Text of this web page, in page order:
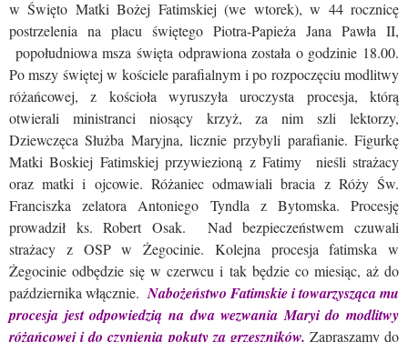
w Święto Matki Bożej Fatimskiej (we wtorek), w 44 rocznicę
postrzelenia na placu świętego Piotra-Papieża Jana Pawła II,
popołudniowa msza święta odprawiona została o godzinie 18.00.
Po mszy świętej w kościele parafialnym i po rozpoczęciu modlitwy
różańcowej, z kościoła wyruszyła uroczysta procesja, którą
otwierali ministranci niosący krzyż, za nim szli lektorzy,
Dziewczęca Służba Maryjna, licznie przybyli parafianie. Figurkę
Matki Boskiej Fatimskiej przywiezioną z Fatimy nieśli strażacy
oraz matki i ojcowie. Różaniec odmawiali bracia z Róży Św.
Franciszka zelatora Antoniego Tyndla z Bytomska. Procesję
prowadził ks. Robert Osak. Nad bezpieczeństwem czuwali
strażacy z OSP w Żegocinie. Kolejna procesja fatimska w
Żegocinie odbędzie się w czerwcu i tak będzie co miesiąc, aż do
października włącznie. Nabożeństwo Fatimskie i towarzysząca mu
procesja jest odpowiedzią na dwa wezwania Maryi do modlitwy
różańcowej i do czynienia pokuty za grzeszników. Zapraszamy do